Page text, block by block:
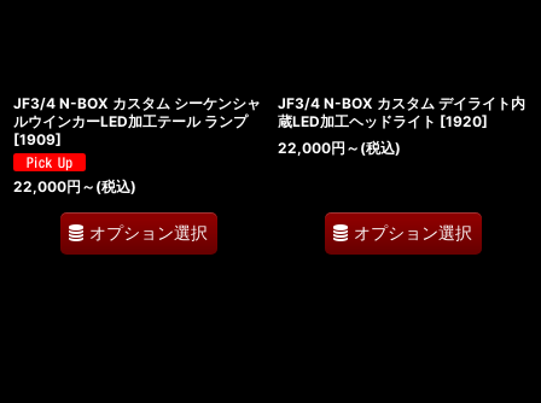
JF3/4 N-BOX カスタム シーケンシャ
ルウインカーLED加工テール ランプ
[1909]
22,000円 ～ (税込)
オプション選択
JF3/4 N-BOX カスタム デイライト内
蔵LED加工ヘッドライト [1920]
22,000円 ～ (税込)
オプション選択